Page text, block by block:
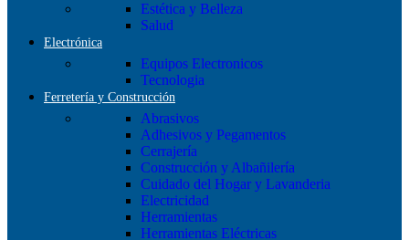
Estética y Belleza
Salud
Electrónica
Equipos Electronicos
Tecnologia
Ferretería y Construcción
Abrasivos
Adhesivos y Pegamentos
Cerrajería
Construcción y Albañilería
Cuidado del Hogar y Lavanderia
Electricidad
Herramientas
Herramientas Eléctricas